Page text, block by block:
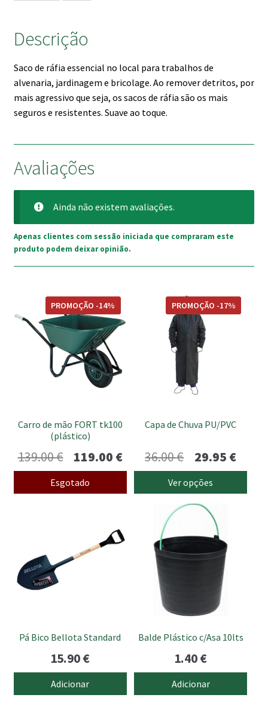
Descrição
Saco de ráfia essencial no local para trabalhos de
alvenaria, jardinagem e bricolage. Ao remover detritos, por
mais agressivo que seja, os sacos de ráfia são os mais
seguros e resistentes. Suave ao toque.
Avaliações
Ainda não existem avaliações.
Apenas clientes com sessão iniciada que compraram este
produto podem deixar opinião.
Carro de mão FORT tk100
(plástico)
PROMOÇÃO -14%
139.00€
preço
original
139.00 €.
119.00 €O
preço
atual
119.00 €.
Esgotado
Capa de Chuva PU/PVC
PROMOÇÃO -17%
36.00€
preço
original
era:
36.00 €.
29.95 €O
preço
atual
Ver opções
multiple
chosen
the
page
Pá Bico Bellota Standard
15.90€
Adicionar
Balde Plástico c/Asa 10lts
1.40€
Adicionar